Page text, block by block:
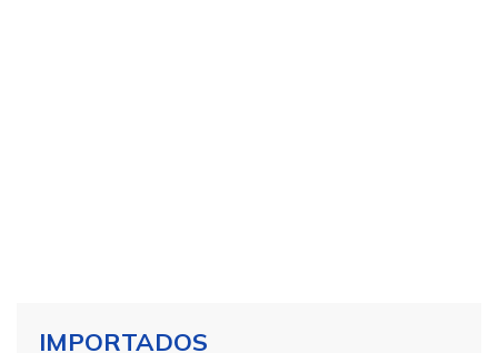
IMPORTADOS